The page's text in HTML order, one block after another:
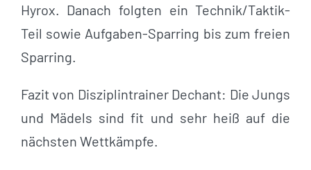
Hyrox. Danach folgten ein Technik/Taktik-
Teil sowie Aufgaben-Sparring bis zum freien
Sparring.
Fazit von Disziplintrainer Dechant: Die Jungs
und Mädels sind fit und sehr heiß auf die
nächsten Wettkämpfe.